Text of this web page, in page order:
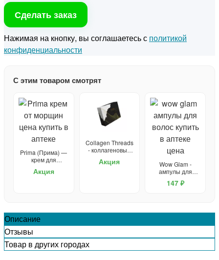
Сделать заказ
Нажимая на кнопку, вы соглашаетесь с политикой
конфиденциальности
С этим товаром смотрят
Prima (Прима) —
крем для
Акция
Collagen Threads
- коллагеновые
подтяжки лица
Акция
Wow Glam -
ампулы для
волос
147 ₽
Описание
Отзывы
Товар в других городах